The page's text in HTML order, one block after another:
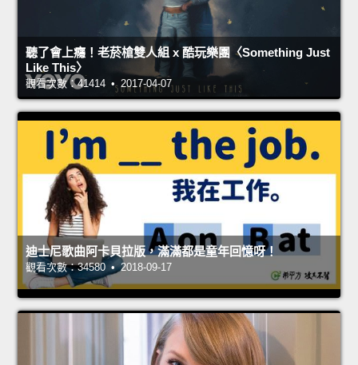
聽了會上癮！老菸槍雙人組 x 酷玩樂團〈Something Just
Like This〉
觀看次數：41414 • 2017-04-07
迪士尼歌曲阿卡貝拉版，滿滿都是童年回憶呀！
觀看次數：34580 • 2018-09-17